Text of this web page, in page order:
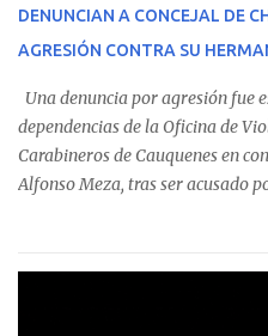
detectaron incumplimientos a la
precisa que la mayor cantidad
Talca, donde...
DENUNCIAN A CONCEJAL DE
AGRESIÓN CONTRA SU
Una denuncia por agresión fue
dependencias de la Oficina de
Carabineros de Cauquenes en
Alfonso Meza, tras ser acusado
relató que los hechos ocurrieron